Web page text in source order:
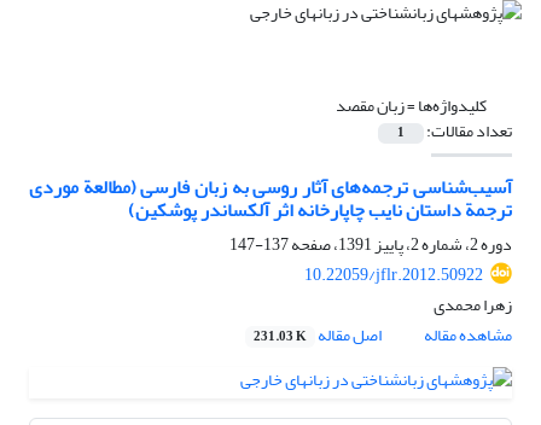
کلیدواژه‌ها =زبان مقصد
تعداد مقالات: 1
آسیب‌شناسی ترجمه‌های آثار روسی به زبان فارسی (مطالعة موردی
ترجمة داستان نایب چاپارخانه اثر آلکساندر پوشکین)
دوره 2، شماره 2، پاییز 1391، صفحه
137-147
10.22059/jflr.2012.50922
زهرا محمدی
مشاهده مقاله
اصل مقاله 231.03 K